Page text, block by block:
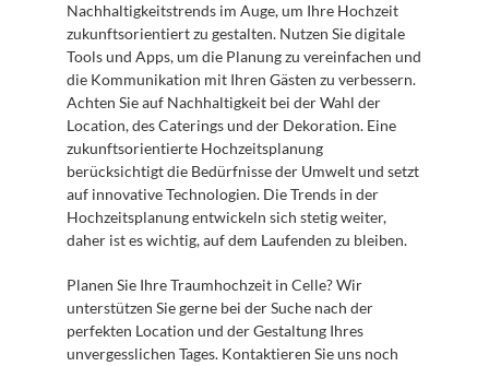
Nachhaltigkeitstrends im Auge, um Ihre Hochzeit
zukunftsorientiert zu gestalten. Nutzen Sie digitale
Tools und Apps, um die Planung zu vereinfachen und
die Kommunikation mit Ihren Gästen zu verbessern.
Achten Sie auf Nachhaltigkeit bei der Wahl der
Location, des Caterings und der Dekoration. Eine
zukunftsorientierte Hochzeitsplanung
berücksichtigt die Bedürfnisse der Umwelt und setzt
auf innovative Technologien. Die Trends in der
Hochzeitsplanung entwickeln sich stetig weiter,
daher ist es wichtig, auf dem Laufenden zu bleiben.
Planen Sie Ihre Traumhochzeit in Celle? Wir
unterstützen Sie gerne bei der Suche nach der
perfekten Location und der Gestaltung Ihres
unvergesslichen Tages. Kontaktieren Sie uns noch